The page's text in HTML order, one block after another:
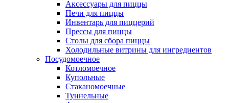
Аксессуары для пиццы
Печи для пиццы
Инвентарь для пиццерий
Прессы для пиццы
Столы для сбора пиццы
Холодильные витрины для ингредиентов
Посудомоечное
Котломоечное
Купольные
Стаканомоечные
Туннельные